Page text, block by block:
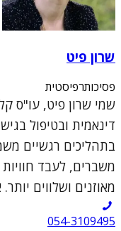
שרון פיט
פסיכותרפיסטית
בתהליכים רגשיים
משברים, לעבד
מאוזנים ושלווים
054-3109495